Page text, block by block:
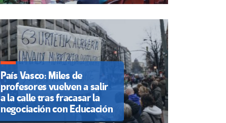
País Vasco: Miles de
profesores vuelven a salir
a la calle tras fracasar la
negociación con Educación